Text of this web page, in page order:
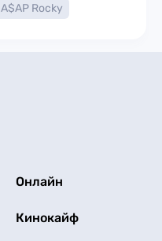
A$AP Rocky
Онлайн
Кинокайф